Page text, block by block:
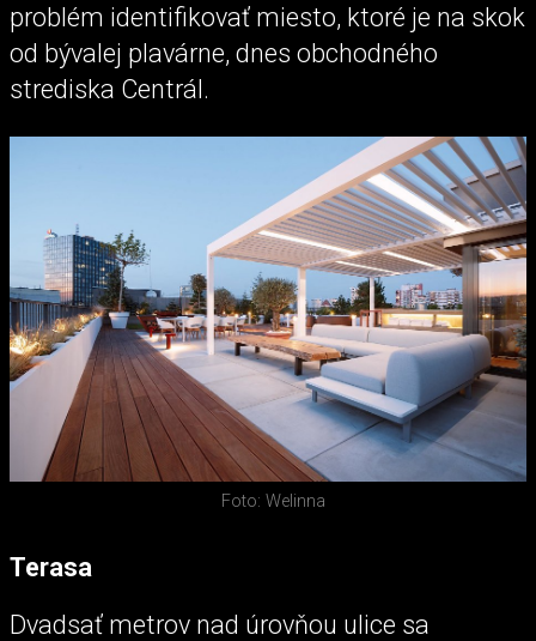
problém identifikovať miesto, ktoré je na skok
od bývalej plavárne, dnes obchodného
strediska Centrál.
Foto: Welinna
Terasa
Dvadsať metrov nad úrovňou ulice sa